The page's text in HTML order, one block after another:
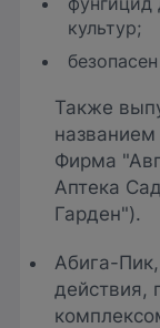
культур;
Также
Фирма
Аптека
Гарден").
Абига-
действия,